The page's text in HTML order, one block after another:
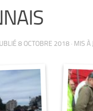
8 OCTOBRE 2018 · MIS À